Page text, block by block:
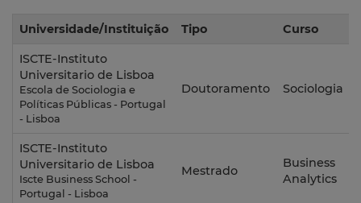
Universidade/Instituição Tipo Curso
ISCTE-Instituto
Universitario de Lisboa
Escola de Sociologia e
Políticas Públicas - Portugal
- Lisboa
Doutoramento Sociologia
ISCTE-Instituto
Universitario de Lisboa
Iscte Business School -
Portugal - Lisboa
Mestrado
Business
Analytics